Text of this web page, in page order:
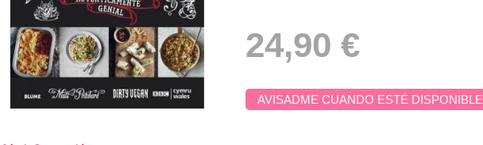
24,90 €
AVISADME CUANDO ESTÉ DISPONIBLE